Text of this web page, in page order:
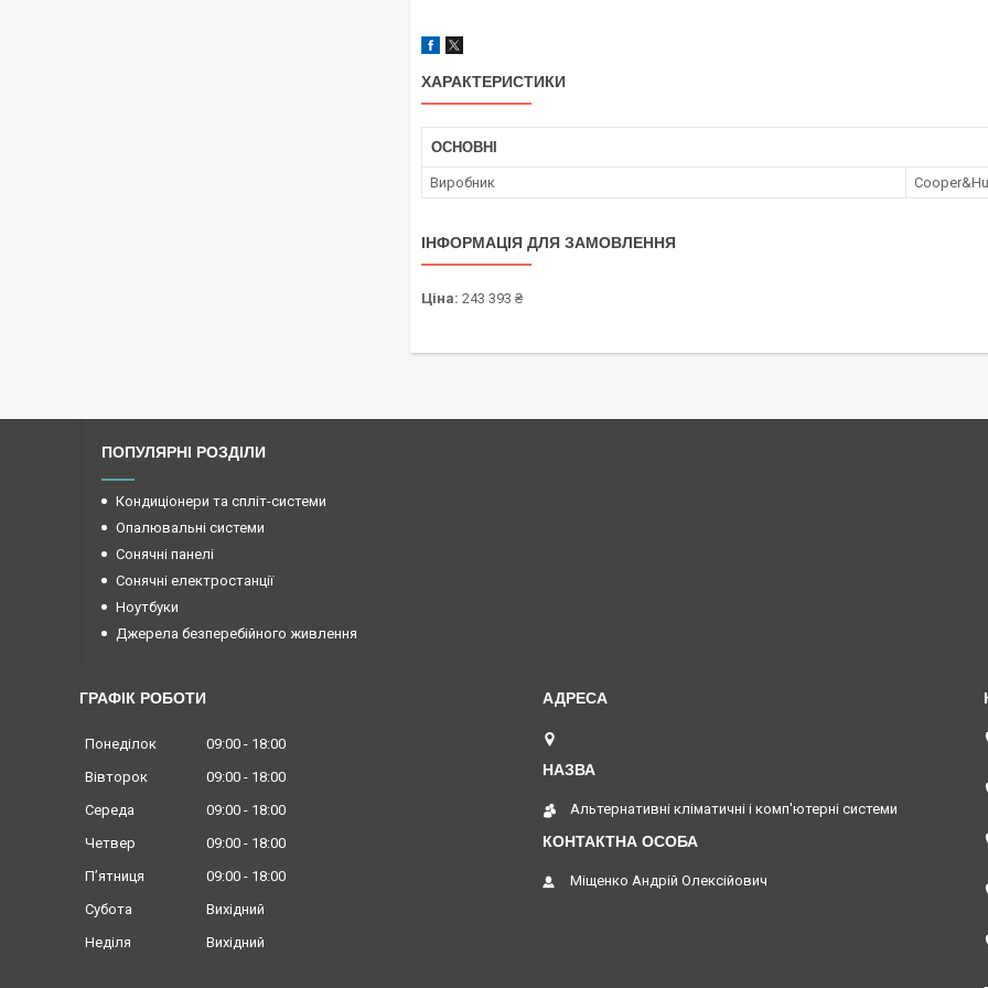
ХАРАКТЕРИСТИКИ
ОСНОВНІ
Виробник
ІНФОРМАЦІЯ ДЛЯ ЗАМОВЛЕННЯ
Ціна: 243 393 ₴
ПОПУЛЯРНІ РОЗДІЛИ
Кондиціонери та спліт-системи
Опалювальні системи
Сонячні панелі
Сонячні електростанції
Ноутбуки
Джерела безперебійного живлення
ГРАФІК РОБОТИ
Понеділок 09:00
18:00
Вівторок
09:00
18:00
Середа
09:00
18:00
Четвер
09:00
18:00
Пʼятниця
09:00
18:00
Субота
Вихідний
Неділя
Вихідний
Альтернативні кліматичні і комп'ютерні системи
Міщенко Андрій Олексійович